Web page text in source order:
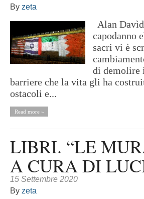
By zeta
Alan
capodanno
sacri vi è
di demolire
barriere che la vita gli ha
ostacoli e...
Read more »
LIBRI. “LE
A CURA DI
15 Settembre 2020
By zeta